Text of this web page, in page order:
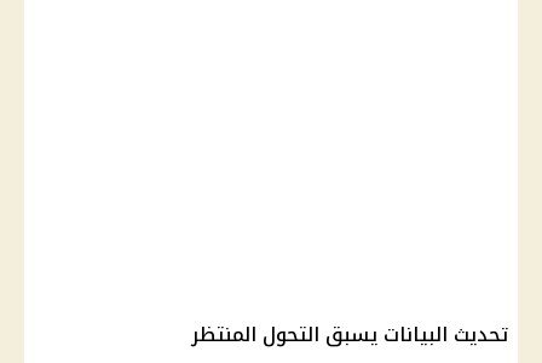
تحديث البيانات يسبق التحول المنتظر